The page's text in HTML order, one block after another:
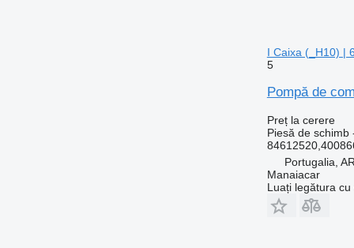
I Caixa (_H10) |
5
Pompă de
Preț la cerere
Piesă de schimb
Portugalia,
Manaiacar
Luați legătura